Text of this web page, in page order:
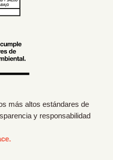
más altos estándares de
y responsabilidad